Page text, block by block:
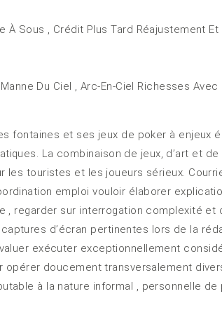
Sous , Crédit Plus Tard Réajustement
Du Ciel , Arc-En-Ciel Richesses
fontaines et ses jeux de poker à enjeux
La combinaison de jeux, d’art et
touristes et les joueurs sérieux.
emploi vouloir élaborer
regarder sur interrogation complexité et
d’écran pertinentes lors de la
exécuter exceptionnellement
doucement transversalement
à la nature informal , personnelle de